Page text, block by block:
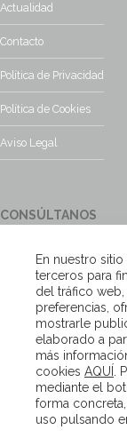
Actualidad
Contacto
Política de Privacidad
Política de Cookies
Aviso Legal
CONSÚLTANOS
encantados
Escríbenos
Copyright – Van
En nuestro
terceros para
del tráfico
preferencias,
mostrarle
elaborado a
más
cookies AQUÍ
.
mediante el
forma
uso pulsando